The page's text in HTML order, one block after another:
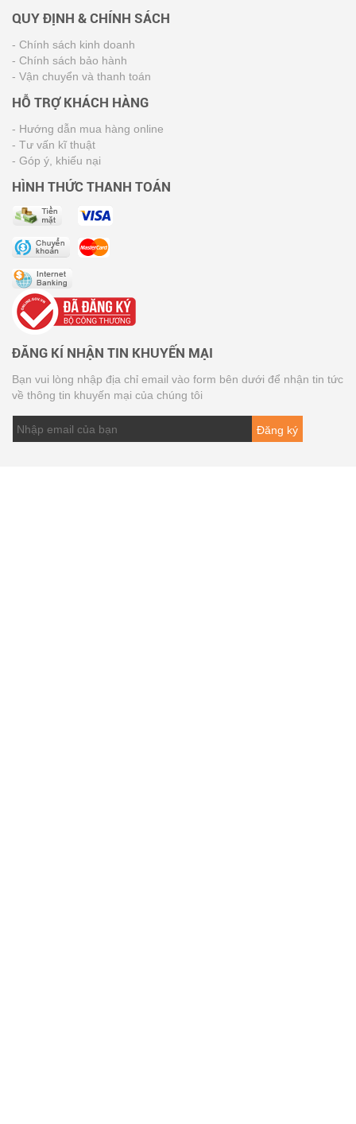
QUY ĐỊNH & CHÍNH SÁCH
- Chính sách kinh doanh
- Chính sách bảo hành
- Vận chuyển và thanh toán
HỖ TRỢ KHÁCH HÀNG
- Hướng dẫn mua hàng online
- Tư vấn kĩ thuật
- Góp ý, khiếu nại
HÌNH THỨC THANH TOÁN
ĐĂNG KÍ NHẬN TIN KHUYẾN MẠI
Bạn vui lòng nhập địa chỉ email vào form bên dưới để nhận tin tức
về thông tin khuyến mại của chúng tôi
Đăng ký